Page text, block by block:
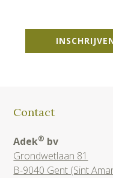
Contact
Adek® bv
Grondwetlaan 81
B-9040 Gent (Sint